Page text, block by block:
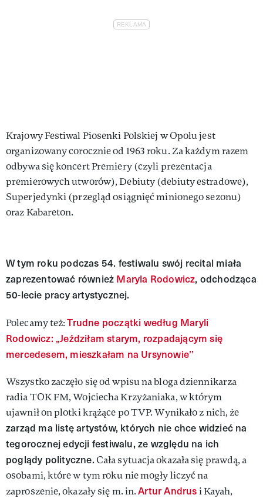
Krajowy Festiwal Piosenki Polskiej w Opolu jest
organizowany corocznie od 1963 roku. Za każdym razem
odbywa się koncert Premiery (czyli prezentacja
premierowych utworów), Debiuty (debiuty estradowe),
Superjedynki (przegląd osiągnięć minionego sezonu)
oraz Kabareton.
W tym roku podczas 54. festiwalu swój recital miała
zaprezentować również Maryla Rodowicz, odchodząca
50-lecie pracy artystycznej.
Polecamy też:Trudne początki według Maryli
Rodowicz: „Jeździłam starym, rozpadającym się
mercedesem, mieszkałam na Ursynowie’’
Wszystko zaczęło się od wpisu na bloga dziennikarza
radia TOK FM, Wojciecha Krzyżaniaka, w którym
ujawnił on plotki krążące po TVP. Wynikało z nich, że
zarząd ma listę artystów, których nie chce widzieć na
tegorocznej edycji festiwalu, ze względu na ich
poglądy polityczne. Cała sytuacja okazała się prawdą, a
osobami, które w tym roku nie mogły liczyć na
zaproszenie, okazały się m. in.Artur Andrusi Kayah,